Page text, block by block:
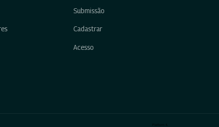
Submissão
Cadastrar
Acesso